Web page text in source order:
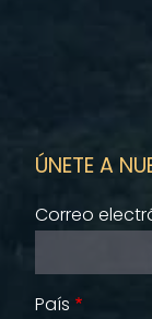
ÚNETE A
Correo
País